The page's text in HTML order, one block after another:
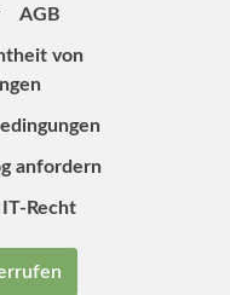
AGB
von
anfordern
IT-Recht